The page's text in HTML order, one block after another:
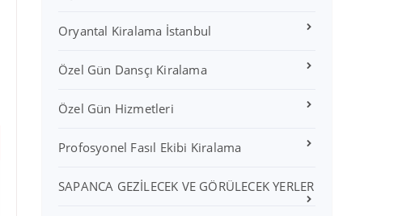
Oryantal Kiralama İstanbul
Özel Gün Dansçı Kiralama
Özel Gün Hizmetleri
Profosyonel Fasıl Ekibi Kiralama
SAPANCA GEZİLECEK VE GÖRÜLECEK YERLER